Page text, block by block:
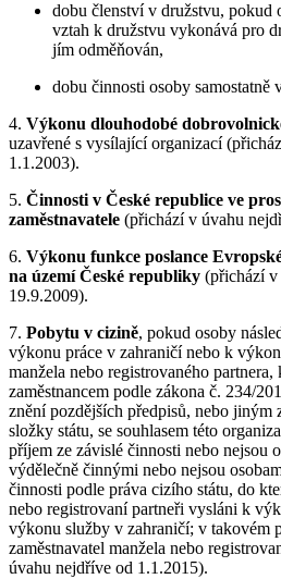
dobu členství v družstvu, pokud
vztah k družstvu vykonává pro
jím odměňován,
dobu činnosti osoby samostatně
4. Výkonu dlouhodobé
uzavřené s vysílající organizací
1.1.2003).
5. Činnosti v České republice ve
zaměstnavatele (přichází v úvahu
6. Výkonu funkce poslance
na území České republiky (přichází v
19.9.2009).
7. Pobytu v cizině, pokud osoby
výkonu práce v zahraničí nebo k
manžela nebo registrovaného partnera,
zaměstnancem podle zákona č. 234/
znění pozdějších předpisů, nebo jiným
složky státu, se souhlasem této
příjem ze závislé činnosti nebo nejsou
výdělečně činnými nebo nejsou
činnosti podle práva cizího státu, do
nebo registrovaní partneři vysláni k
výkonu služby v zahraničí; v takovém
zaměstnavatel manžela nebo
úvahu nejdříve od 1.1.2015).